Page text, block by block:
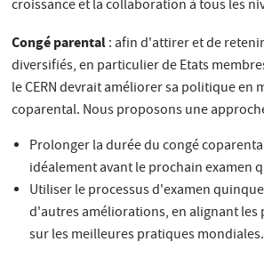
croissance et la collaboration à tous les
Congé parental: afin d'attirer et de
diversifiés, en particulier de Etats
le CERN devrait améliorer sa politique en
coparental. Nous proposons une
Prolonger la durée du congé
idéalement avant le prochain examen
Utiliser le processus d'examen
d'autres améliorations, en alignant les
sur les meilleures pratiques mondiales.